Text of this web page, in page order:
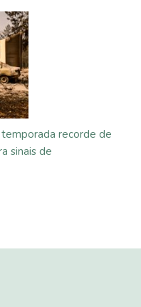
recorde de
sinais de